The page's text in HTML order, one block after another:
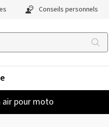
Conseils personnels
air pour moto